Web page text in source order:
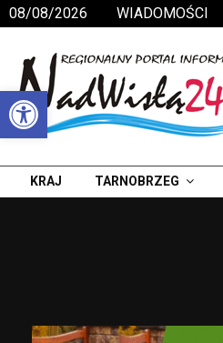
Otwórz pasek narzędzi
08/08/2026 WIADOMOŚCI
KRAJ TARNOBRZEG